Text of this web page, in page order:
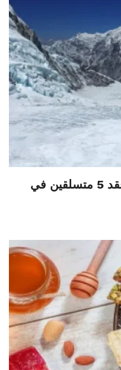
العثور على جثث في موقع فقد 5 متسلقين في